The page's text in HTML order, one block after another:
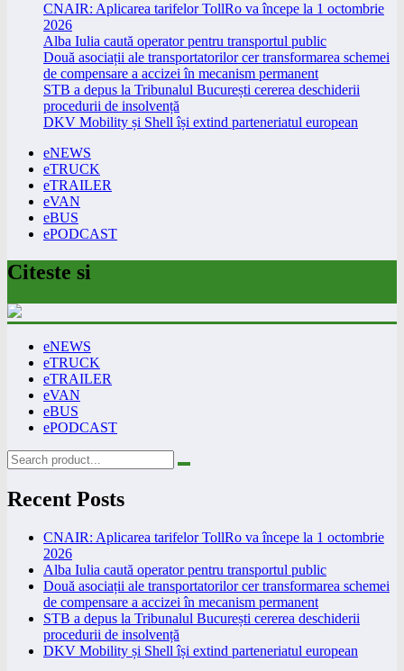
CNAIR: Aplicarea tarifelor TollRo va începe la 1 octombrie
2026
Alba Iulia caută operator pentru transportul public
Două asociații ale transportatorilor cer transformarea schemei
de compensare a accizei în mecanism permanent
STB a depus la Tribunalul București cererea deschiderii
procedurii de insolvență
DKV Mobility și Shell își extind parteneriatul european
eNEWS
eTRUCK
eTRAILER
eVAN
eBUS
ePODCAST
Citeste si
eNEWS
eTRUCK
eTRAILER
eVAN
eBUS
ePODCAST
Recent Posts
CNAIR: Aplicarea tarifelor TollRo va începe la 1 octombrie
2026
Alba Iulia caută operator pentru transportul public
Două asociații ale transportatorilor cer transformarea schemei
de compensare a accizei în mecanism permanent
STB a depus la Tribunalul București cererea deschiderii
procedurii de insolvență
DKV Mobility și Shell își extind parteneriatul european